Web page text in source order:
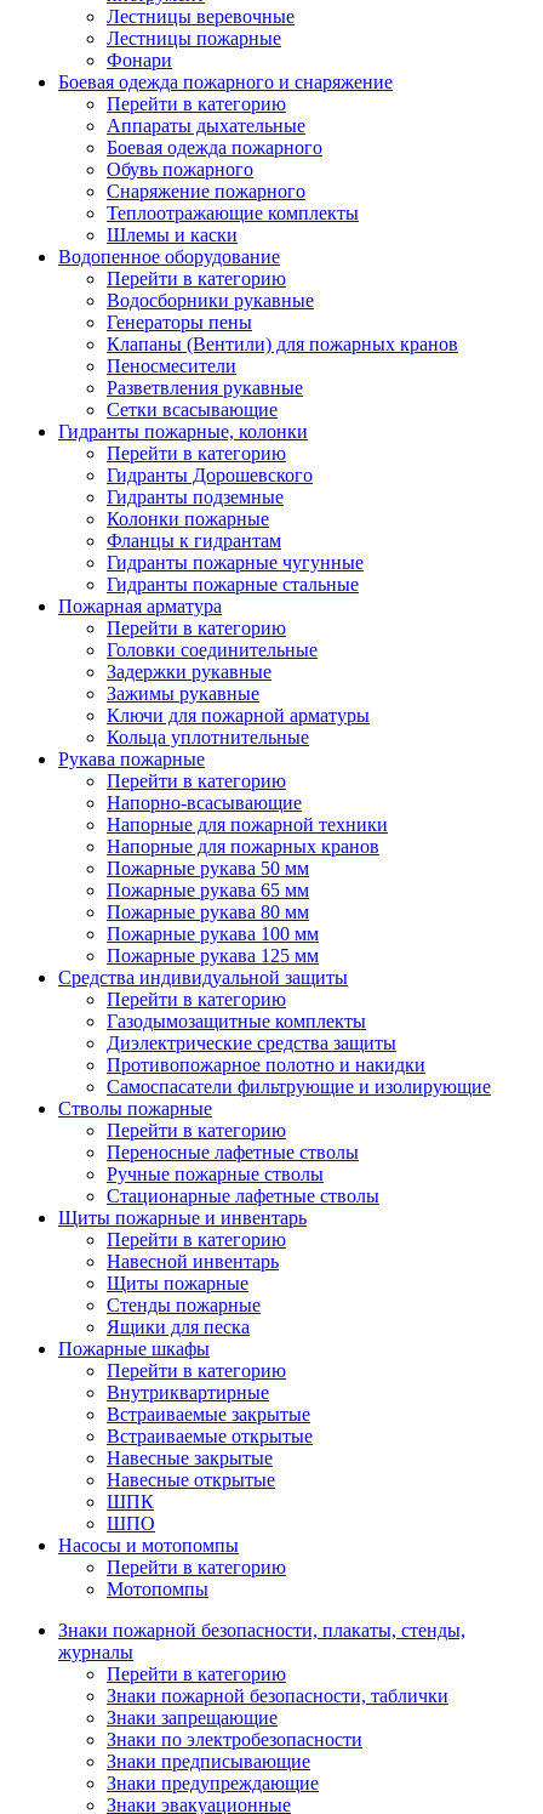
Лестницы веревочные
Лестницы пожарные
Фонари
Боевая одежда пожарного и снаряжение
Перейти в категорию
Аппараты дыхательные
Боевая одежда пожарного
Обувь пожарного
Снаряжение пожарного
Теплоотражающие комплекты
Шлемы и каски
Водопенное оборудование
Перейти в категорию
Водосборники рукавные
Генераторы пены
Клапаны (Вентили) для пожарных кранов
Пеносмесители
Разветвления рукавные
Сетки всасывающие
Гидранты пожарные, колонки
Перейти в категорию
Гидранты Дорошевского
Гидранты подземные
Колонки пожарные
Фланцы к гидрантам
Гидранты пожарные чугунные
Гидранты пожарные стальные
Пожарная арматура
Перейти в категорию
Головки соединительные
Задержки рукавные
Зажимы рукавные
Ключи для пожарной арматуры
Кольца уплотнительные
Рукава пожарные
Перейти в категорию
Напорно-всасывающие
Напорные для пожарной техники
Напорные для пожарных кранов
Пожарные рукава 50 мм
Пожарные рукава 65 мм
Пожарные рукава 80 мм
Пожарные рукава 100 мм
Пожарные рукава 125 мм
Средства индивидуальной защиты
Перейти в категорию
Газодымозащитные комплекты
Диэлектрические средства защиты
Противопожарное полотно и накидки
Самоспасатели фильтрующие и изолирующие
Стволы пожарные
Перейти в категорию
Переносные лафетные стволы
Ручные пожарные стволы
Стационарные лафетные стволы
Щиты пожарные и инвентарь
Перейти в категорию
Навесной инвентарь
Щиты пожарные
Стенды пожарные
Ящики для песка
Пожарные шкафы
Перейти в категорию
Внутриквартирные
Встраиваемые закрытые
Встраиваемые открытые
Навесные закрытые
Навесные открытые
ШПК
ШПО
Насосы и мотопомпы
Перейти в категорию
Мотопомпы
Знаки пожарной безопасности, плакаты, стенды,
журналы
Перейти в категорию
Знаки пожарной безопасности, таблички
Знаки запрещающие
Знаки по электробезопасности
Знаки предписывающие
Знаки предупреждающие
Знаки эвакуационные